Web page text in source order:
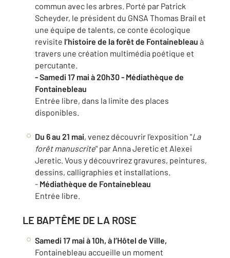
commun avec les arbres. Porté par Patrick
Scheyder, le président du GNSA Thomas Brail et
une équipe de talents, ce conte écologique
revisite l’histoire de la forêt de Fontainebleau à
travers une création multimédia poétique et
percutante.
- Samedi 17 mai à 20h30 - Médiathèque de
Fontainebleau
Entrée libre, dans la limite des places
disponibles.
Du 6 au 21 mai, venez découvrir l'exposition "La
forêt manuscrite" par Anna Jeretic et Alexei
Jeretic. Vous y découvrirez gravures, peintures,
dessins, calligraphies et installations.
- Médiathèque de Fontainebleau
Entrée libre.
LE BAPTÊME DE LA ROSE
Samedi 17 mai à 10h, à l’Hôtel de Ville,
Fontainebleau accueille un moment